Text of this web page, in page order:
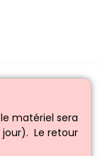
matériel sera
Le retour